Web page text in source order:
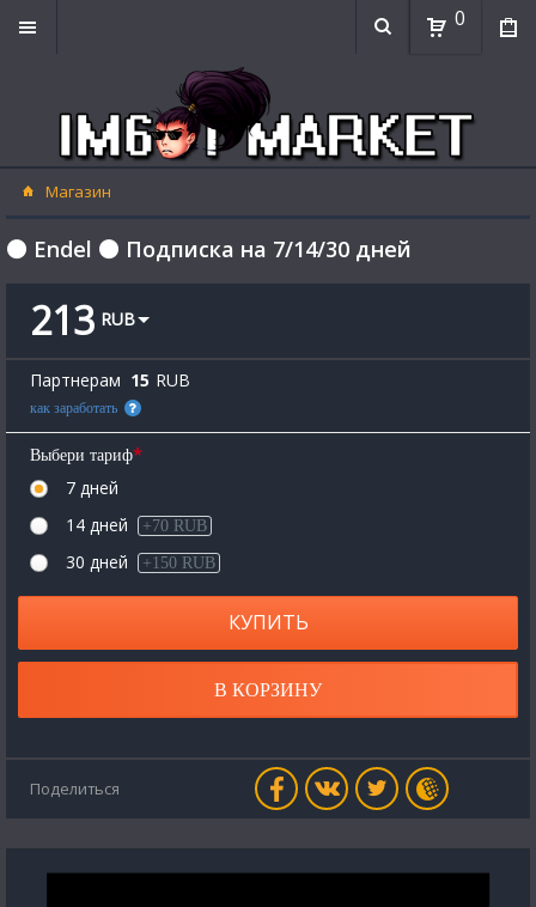
0
Магазин
⚫ Endel ⚫ Подписка на 7/14/30 дней
213 RUB
Партнерам 15 RUB
как заработать
Выбери тариф*
7 дней
14 дней
+70 RUB
30 дней +150 RUB
КУПИТЬ
В КОРЗИНУ
Поделиться